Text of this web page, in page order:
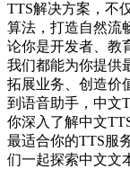
TTS解决方案，不
算法，打造自然流
论你是开发者、教
我们都能为你提供
拓展业务、创造价
到语音助手，中文
你深入了解中文
最适合你的TTS服
们一起探索中文文